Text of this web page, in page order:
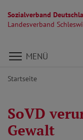
Sozialverband
Landesverband
Direkt zu den
MENÜ
Startseite
SoVD
Gewalt